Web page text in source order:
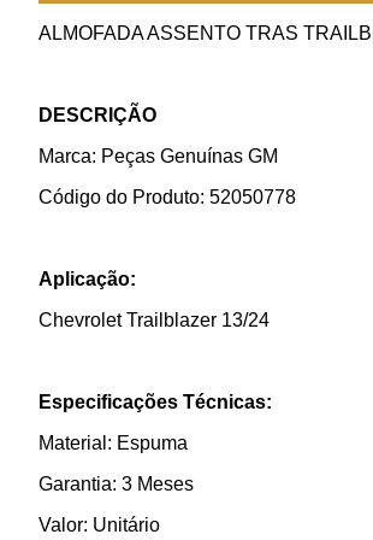
ALMOFADA ASSENTO TRAS
DESCRIÇÃO
Marca: Peças Genuínas GM
Código do Produto: 52050778
Aplicação:
Chevrolet Trailblazer 13/24
Especificações Técnicas:
Material: Espuma
Garantia: 3 Meses
Valor: Unitário